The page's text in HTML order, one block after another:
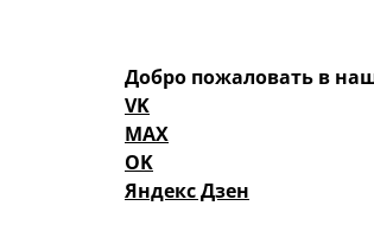
Добро пожаловать в
VK
MAX
OK
Яндекс Дзен